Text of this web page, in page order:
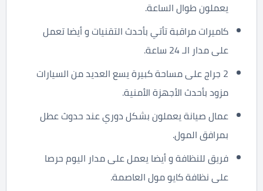
يعملون طوال الساعة.
كاميرات مراقبة تأتي بأحدث التقنيات و أيضا تعمل
على مدار الـ 24 ساعة.
2 جراج على مساحة كبيرة يسع العديد من السيارات
مزود بأحدث الأجهزة الأمنية.
عمال صيانة يعملون بشكل دوري عند حدوث عطل
بمرافق المول.
فريق للنظافة و أيضا يعمل على مدار اليوم حرصا
على نظافة كايو مول العاصمة.